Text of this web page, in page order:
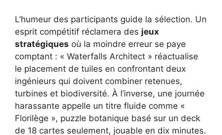
L’humeur des participants guide la sélection. Un
esprit compétitif réclamera des jeux
stratégiques où la moindre erreur se paye
comptant : « Waterfalls Architect » réactualise
le placement de tuiles en confrontant deux
ingénieurs qui doivent combiner retenues,
turbines et biodiversité. À l’inverse, une journée
harassante appelle un titre fluide comme «
Florilège », puzzle botanique basé sur un deck
de 18 cartes seulement, jouable en dix minutes.